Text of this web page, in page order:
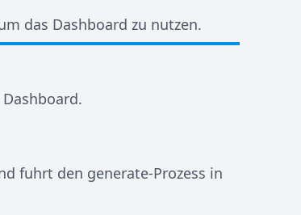
das Dashboard zu nutzen.
fuhrt den generate-Prozess in